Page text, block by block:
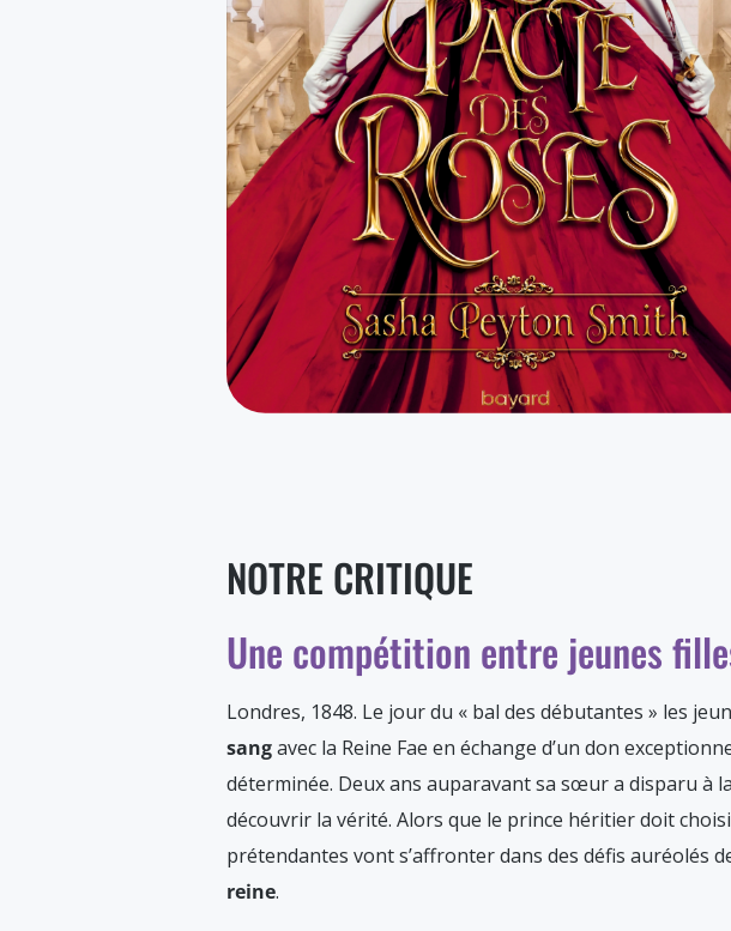
NOTRE CRITIQUE
Une compétition entre jeunes
Londres, 1848. Le jour du « bal des débutantes » les
sangavec la Reine Fae en échange d’un don
déterminée. Deux ans auparavant sa sœur a disparu à
découvrir la vérité. Alors que le prince héritier doit
prétendantes vont s’affronter dans des défis auréolés
reine.